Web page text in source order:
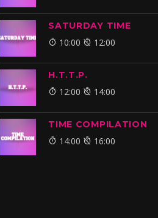
SATURDAY TIME
10:00 12:00
H.T.T.P.
12:00 14:00
TIME COMPILATION
14:00 16:00